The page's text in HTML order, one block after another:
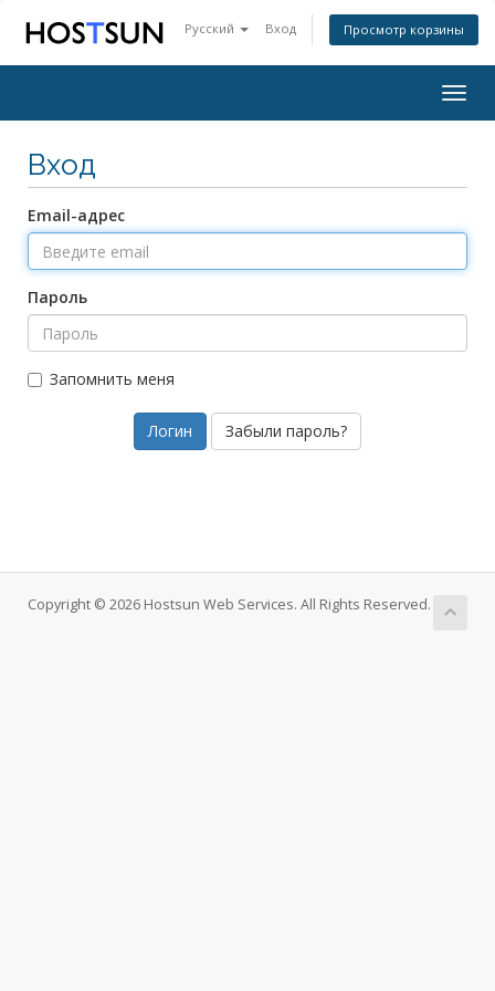
Русский Вход Просмотр корзины
Вход
Email-адрес
Пароль
Запомнить меня
Забыли пароль?
Copyright © 2026 Hostsun Web Services. All Rights Reserved.